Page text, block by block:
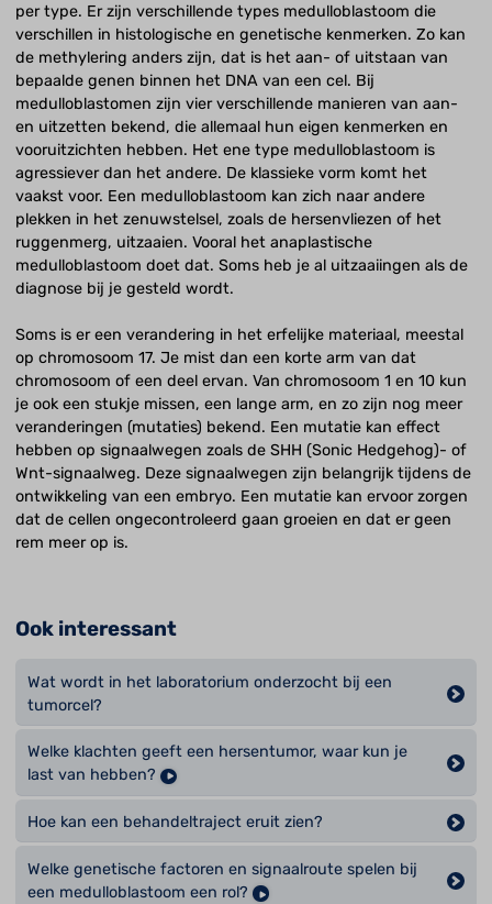
per type. Er zijn verschillende types medulloblastoom die
verschillen in histologische en genetische kenmerken. Zo kan
de methylering anders zijn, dat is het aan- of uitstaan van
bepaalde genen binnen het DNA van een cel. Bij
medulloblastomen zijn vier verschillende manieren van aan-
en uitzetten bekend, die allemaal hun eigen kenmerken en
vooruitzichten hebben. Het ene type medulloblastoom is
agressiever dan het andere. De klassieke vorm komt het
vaakst voor. Een medulloblastoom kan zich naar andere
plekken in het zenuwstelsel, zoals de hersenvliezen of het
ruggenmerg, uitzaaien. Vooral het anaplastische
medulloblastoom doet dat. Soms heb je al uitzaaiingen als de
diagnose bij je gesteld wordt.
Soms is er een verandering in het erfelijke materiaal, meestal
op chromosoom 17. Je mist dan een korte arm van dat
chromosoom of een deel ervan. Van chromosoom 1 en 10 kun
je ook een stukje missen, een lange arm, en zo zijn nog meer
veranderingen (mutaties) bekend. Een mutatie kan effect
hebben op signaalwegen zoals de SHH (Sonic Hedgehog)- of
Wnt-signaalweg. Deze signaalwegen zijn belangrijk tijdens de
ontwikkeling van een embryo. Een mutatie kan ervoor zorgen
dat de cellen ongecontroleerd gaan groeien en dat er geen
rem meer op is.
Ook interessant
Wat wordt in het laboratorium onderzocht bij een
tumorcel?
Welke klachten geeft een hersentumor, waar kun je
last van hebben?
Hoe kan een behandeltraject eruit zien?
Welke genetische factoren en signaalroute spelen bij
een medulloblastoom een rol?